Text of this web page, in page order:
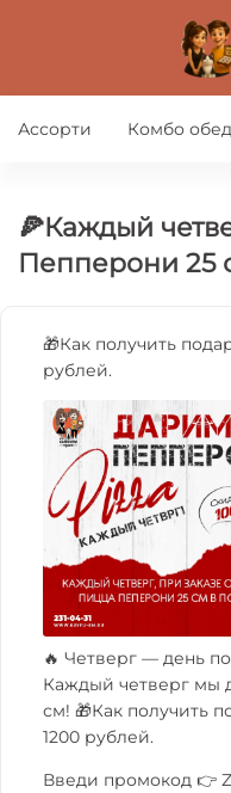
Ассорти Комбо
🍕Каждый
Пепперони 25
🎁Как получить
рублей.
🔥 Четверг — день
Каждый четверг мы
см! 🎁Как получить
1200 рублей.
Введи промокод 👉